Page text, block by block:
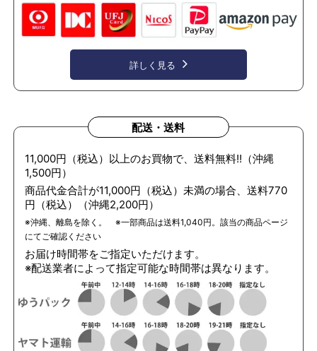
詳しく見る
配送・送料
11,000円（税込）以上のお買物で、送料無料!!（沖縄
1,500円）
商品代金合計が11,000円（税込）未満の場合、送料770
円（税込）（沖縄2,200円）
※沖縄、離島を除く。 ※一部商品は送料1,040円。該当の商品ページ
にてご確認ください
お届け時間帯をご指定いただけます。
※配送業者によって指定可能な時間帯は異なります。